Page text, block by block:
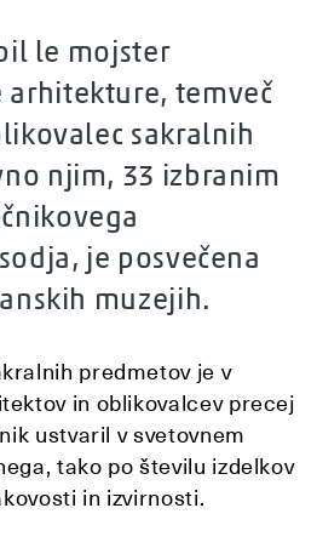
le mojster
temveč
sakralnih
njim, 33 izbranim
je posvečena
muzejih.
predmetov je v
in oblikovalcev precej
ustvaril v svetovnem
tako po številu izdelkov
in izvirnosti.